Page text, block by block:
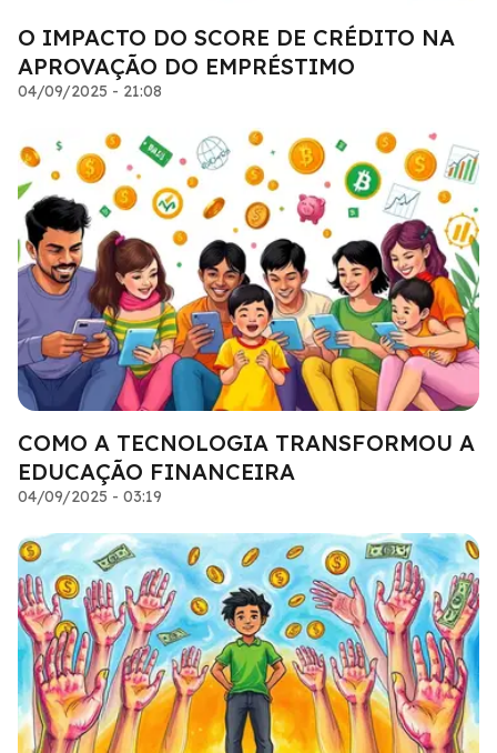
O IMPACTO DO SCORE DE CRÉDITO NA
APROVAÇÃO DO EMPRÉSTIMO
04/09/2025 - 21:08
COMO A TECNOLOGIA TRANSFORMOU A
EDUCAÇÃO FINANCEIRA
04/09/2025 - 03:19